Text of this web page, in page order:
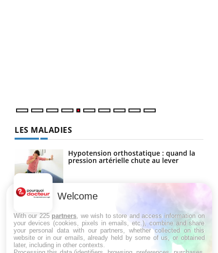
LES MALADIES
Hypotension orthostatique : quand la
pression artérielle chute au lever
Drépanocytose : une déformation des
globules rouges aux conséquences
Maladie de Charcot (Sclérose latérale
amyotrophique)
Welcome
With our 225 partners , we wish to store and access information on
your devices (cookies, pixels in emails, etc.), combine and share
your personal data with our partners, whether collected on this
website or in our emails, already held by some of us, or obtained
later, including in other contexts.